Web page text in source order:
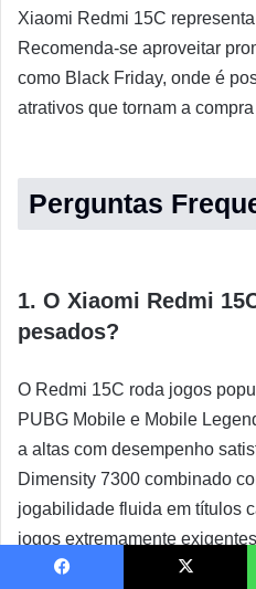
Xiaomi Redmi 15C
Recomenda-se aproveitar
como Black Friday, onde é
atrativos que tornam a
Perguntas
1. O Xiaomi Redmi
pesados?
O Redmi 15C roda jogos
PUBG Mobile e Mobile
a altas com desempenho
Dimensity 7300 combinado
jogabilidade fluida em títulos
jogos extremamente
recomenda-se reduzir